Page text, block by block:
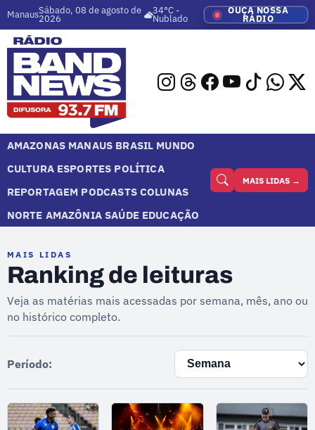
ManausSábado, 08 de agosto de
2026
34°C -
Nublado
OUÇA NOSSA
RÁDIO
AMAZONAS MANAUS BRASIL MUNDO
CULTURA ESPORTES POLÍTICA
REPORTAGEM PODCASTS COLUNAS
NORTE AMAZÔNIA SAÚDE EDUCAÇÃO
MAIS LIDAS →
MAIS LIDAS
Ranking de leituras
Veja as matérias mais acessadas por semana, mês, ano ou
no histórico completo.
Período: